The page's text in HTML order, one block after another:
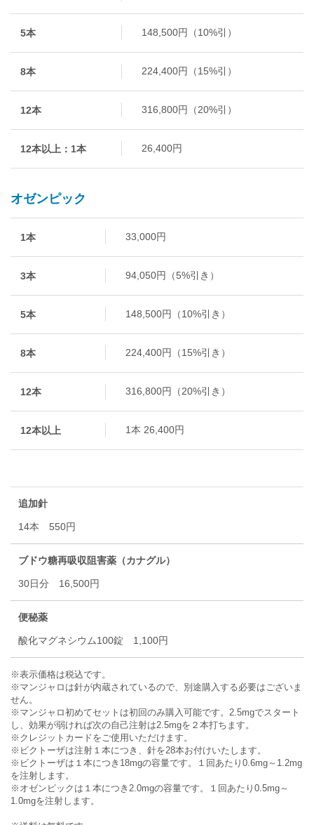
5本 148,500円（10%引）
8本 224,400円（15%引）
12本 316,800円（20%引）
12本以上：1本 26,400円
オゼンピック
1本 33,000円
3本 94,050円（5%引き）
5本 148,500円（10%引き）
8本 224,400円（15%引き）
12本 316,800円（20%引き）
12本以上 1本 26,400円
追加針
14本 550円
ブドウ糖再吸収阻害薬（カナグル）
30日分 16,500円
便秘薬
酸化マグネシウム100錠 1,100円
※表示価格は税込です。
※マンジャロは針が内蔵されているので、別途購入する必要はございま
せん。
※マンジャロ初めてセットは初回のみ購入可能です。2.5mgでスタート
し、効果が弱ければ次の自己注射は2.5mgを２本打ちます。
※クレジットカードをご使用いただけます。
※ビクトーザは注射１本につき、針を28本お付けいたします。
※ビクトーザは１本につき18mgの容量です。１回あたり0.6mg～1.2mg
を注射します。
※オゼンピックは１本につき2.0mgの容量です。１回あたり0.5mg～
1.0mgを注射します。